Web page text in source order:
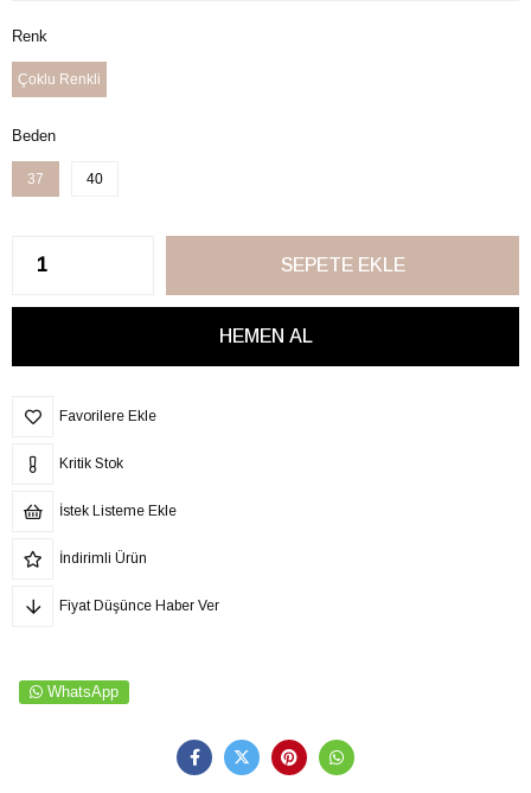
Renk
Çoklu Renkli
Beden
37 40
Favorilere Ekle
Kritik Stok
İstek Listeme Ekle
İndirimli Ürün
Fiyat Düşünce Haber Ver
WhatsApp